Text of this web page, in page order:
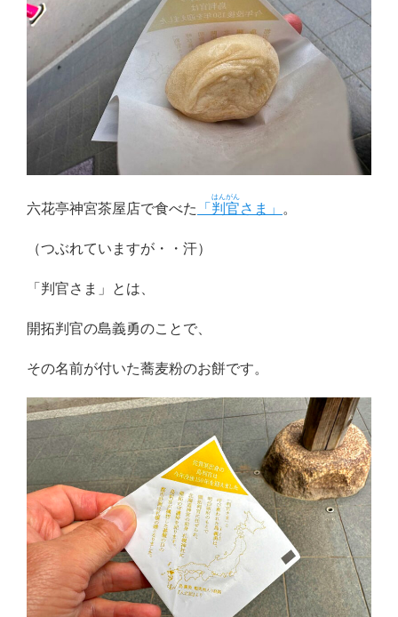
六花亭神宮茶屋店で食べた 「 判官
はんがん
さま」 。
（つぶれていますが・・汗）
「判官さま」とは、
開拓判官の島義勇のことで、
その名前が付いた蕎麦粉のお餅です。